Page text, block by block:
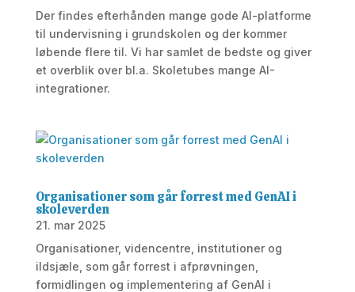
Der findes efterhånden mange gode AI-platforme
til undervisning i grundskolen og der kommer
løbende flere til. Vi har samlet de bedste og giver
et overblik over bl.a. Skoletubes mange AI-
integrationer.
Organisationer som går forrest med GenAI i
skoleverden
21. mar 2025
Organisationer, videncentre, institutioner og
ildsjæle, som går forrest i afprøvningen,
formidlingen og implementering af GenAI i